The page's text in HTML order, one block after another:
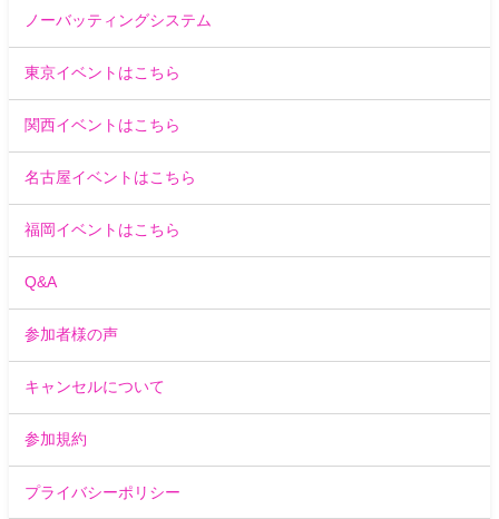
ノーバッティングシステム
東京イベントはこちら
関西イベントはこちら
名古屋イベントはこちら
福岡イベントはこちら
Q&A
参加者様の声
キャンセルについて
参加規約
プライバシーポリシー